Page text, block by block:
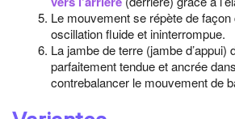
Le mouvement se répète de
oscillation fluide et ininterrompue.
La jambe de terre (jambe d’appui)
parfaitement tendue et ancrée
contrebalancer le mouvement de